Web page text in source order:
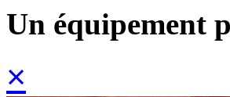
Un équipement
×